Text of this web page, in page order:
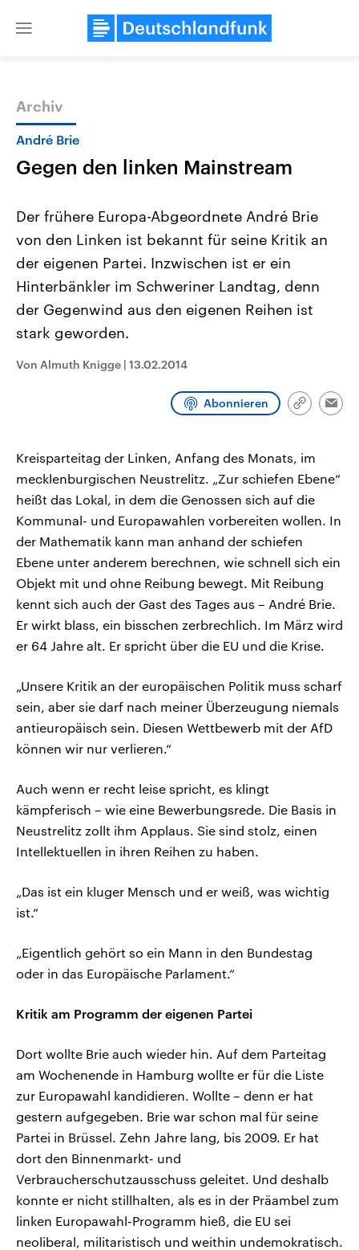
Close
Themen
Landtagswahl Sachsen-Anhalt
2026
Alle Informationen
Sachsen-Anhalt wählt am 6.
September 2026 einen neuen
Landtag. Seit 2021 wird das
Bundesland von einer Koalition aus
CDU, SPD und FDP regiert.-
Wahlprogramme, aktuelle Berichte
und Hintergründe zu den Parteien
USA
Aktuelle Beiträge,
Hintergründe
Wirtschaftlich und
Programm Podcasts
Archiv
André Brie
Gegen den linken Mainstream
Der frühere Europa-Abgeordnete André Brie
von den Linken ist bekannt für seine Kritik an
der eigenen Partei. Inzwischen ist er ein
Hinterbänkler im Schweriner Landtag, denn
der Gegenwind aus den eigenen Reihen ist
stark geworden.
Von Almuth Knigge | 13.02.2014
Abonnieren
Link
Kreisparteitag der Linken, Anfang des Monats, im
mecklenburgischen Neustrelitz. „Zur schiefen Ebene“
heißt das Lokal, in dem die Genossen sich auf die
Kommunal- und Europawahlen vorbereiten wollen. In
der Mathematik kann man anhand der schiefen
Ebene unter anderem berechnen, wie schnell sich ein
Objekt mit und ohne Reibung bewegt. Mit Reibung
kennt sich auch der Gast des Tages aus – André Brie.
Er wirkt blass, ein bisschen zerbrechlich. Im März wird
er 64 Jahre alt. Er spricht über die EU und die Krise.
„Unsere Kritik an der europäischen Politik muss scharf
sein, aber sie darf nach meiner Überzeugung niemals
antieuropäisch sein. Diesen Wettbewerb mit der AfD
können wir nur verlieren.“
Auch wenn er recht leise spricht, es klingt
kämpferisch – wie eine Bewerbungsrede. Die Basis in
Neustrelitz zollt ihm Applaus. Sie sind stolz, einen
Intellektuellen in ihren Reihen zu haben.
„Das ist ein kluger Mensch und er weiß, was wichtig
ist.“
„Eigentlich gehört so ein Mann in den Bundestag
oder in das Europäische Parlament.“
Kritik am Programm der eigenen Partei
Dort wollte Brie auch wieder hin. Auf dem Parteitag
am Wochenende in Hamburg wollte er für die Liste
zur Europawahl kandidieren. Wollte – denn er hat
gestern aufgegeben. Brie war schon mal für seine
Partei in Brüssel. Zehn Jahre lang, bis 2009. Er hat
dort den Binnenmarkt- und
Verbraucherschutzausschuss geleitet. Und deshalb
konnte er nicht stillhalten, als es in der Präambel zum
linken Europawahl-Programm hieß, die EU sei
neoliberal, militaristisch und weithin undemokratisch.